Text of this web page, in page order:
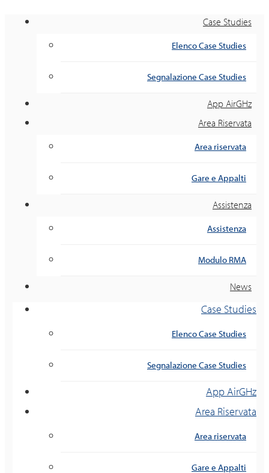
Case Studies
Elenco Case Studies
Segnalazione Case Studies
App AirGHz
Area Riservata
Area riservata
Gare e Appalti
Assistenza
Assistenza
Modulo RMA
News
Case Studies
Elenco Case Studies
Segnalazione Case Studies
App AirGHz
Area Riservata
Area riservata
Gare e Appalti